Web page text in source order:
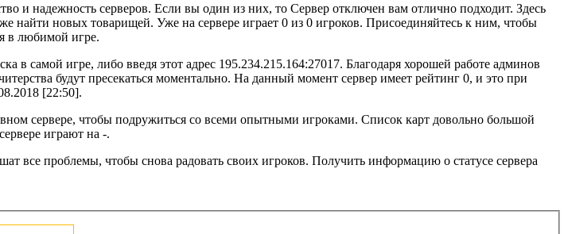
и надежность серверов. Если вы один из них, то Сервер отключен вам отлично подходит. Здесь
найти новых товарищей. Уже на сервере играет 0 из 0 игроков. Присоединяйтесь к ним, чтобы
в любимой игре.
в самой игре, либо введя этот адрес 195.234.215.164:27017. Благодаря хорошей работе админов
будут пресекаться моментально. На данный момент сервер имеет рейтинг 0, и это при
[22:50].
сервере, чтобы подружиться со всеми опытными игроками. Список карт довольно большой
играют на -.
проблемы, чтобы снова радовать своих игроков. Получить информацию о статусе сервера